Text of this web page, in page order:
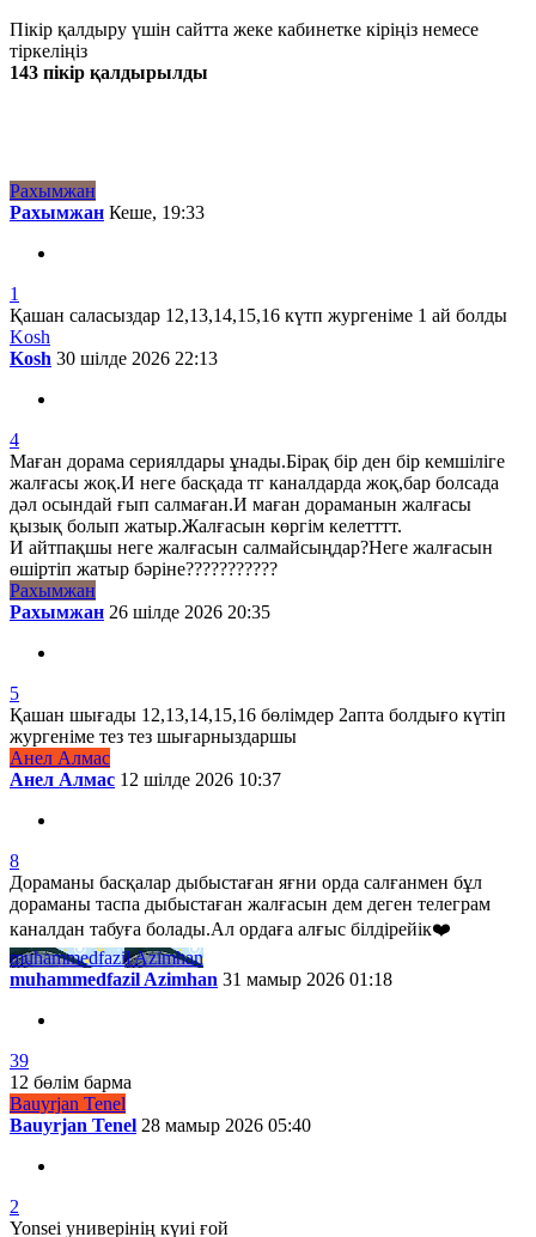
Пікір қалдыру үшін сайтта жеке кабинетке кіріңіз немесе
тіркеліңіз
143 пікір қалдырылды
Рахымжан
Рахымжан Кеше, 19:33
1
Қашан саласыздар 12,13,14,15,16 күтп жургеніме 1 ай болды
Kosh
Kosh 30 шілде 2026 22:13
4
Маған дорама сериялдары ұнады.Бірақ бір ден бір кемшіліге
жалғасы жоқ.И неге басқада тг каналдарда жоқ,бар болсада
дәл осындай ғып салмаған.И маған дораманын жалғасы
қызық болып жатыр.Жалғасын көргім келетттт.
И айтпақшы неге жалғасын салмайсыңдар?Неге жалғасын
өшіртіп жатыр бәріне???????????
Рахымжан
Рахымжан 26 шілде 2026 20:35
5
Қашан шығады 12,13,14,15,16 бөлімдер 2апта болдығо күтіп
жургеніме тез тез шығарныздаршы
Анел Алмас
Анел Алмас 12 шілде 2026 10:37
8
Дораманы басқалар дыбыстаған яғни орда салғанмен бұл
дораманы таспа дыбыстаған жалғасын дем деген телеграм
каналдан табуға болады.Ал ордаға алғыс білдірейік❤️
muhammedfazil Azimhan
muhammedfazil Azimhan 31 мамыр 2026 01:18
39
12 бөлім барма
Bauyrjan Tenel
Bauyrjan Tenel 28 мамыр 2026 05:40
2
Yonsei универінің күиі ғой